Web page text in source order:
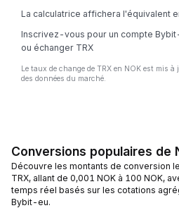
La calculatrice affichera l'équivalent
Inscrivez-vous pour un compte
ou échanger TRX
Le taux de change de TRX en NOK est mis
des données du marché.
Conversions populaires de
Découvre les montants de conversion
TRX, allant de 0,001 NOK à 100 NOK,
temps réel basés sur les cotations
Bybit-eu.